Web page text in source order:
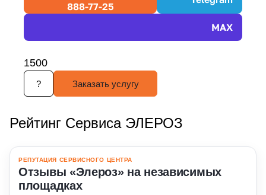
888-77-25
MAX
1500
? Заказать услугу
Рейтинг Сервиса ЭЛЕРОЗ
РЕПУТАЦИЯ СЕРВИСНОГО ЦЕНТРА
Отзывы «Элероз» на независимых
площадках